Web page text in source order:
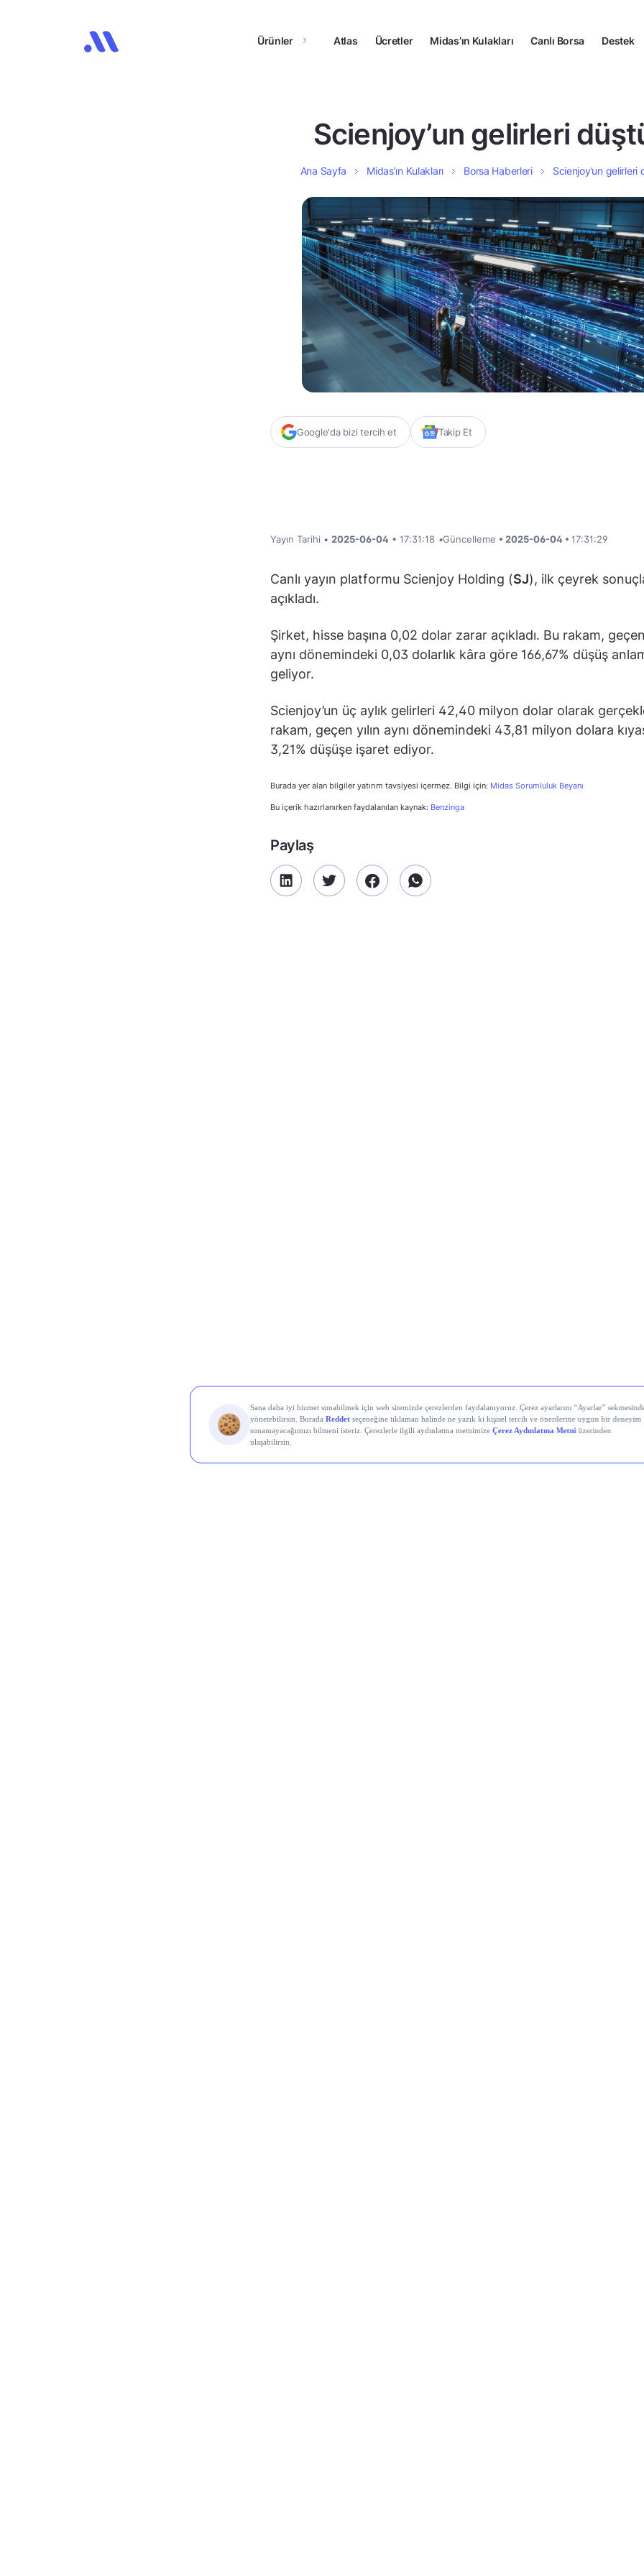
Ürünler Atlas Ücretler Midas’ın Kulakları Canlı Borsa Destek
Scienjoy’un gelirleri
Ana Sayfa Midas’ın Kulakları Borsa Haberleri Scienjoy’un gelirleri
Google'da bizi tercih et Takip Et
Yayın Tarihi • 2025-06-04 • 17:31:18 •Güncelleme • 2025-06-04 • 17:31:29
Canlı yayın platformu Scienjoy Holding (SJ), ilk çeyrek
açıkladı.
Şirket, hisse başına 0,02 dolar zarar açıkladı. Bu rakam, geçen
aynı dönemindeki 0,03 dolarlık kâra göre 166,67% düşüş
geliyor.
Scienjoy’un üç aylık gelirleri 42,40 milyon dolar olarak
rakam, geçen yılın aynı dönemindeki 43,81 milyon dolara
3,21% düşüşe işaret ediyor.
Burada yer alan bilgiler yatırım tavsiyesi içermez. Bilgi için: Midas Sorumluluk Beyanı
Bu içerik hazırlanırken faydalanılan kaynak: Benzinga
Paylaş